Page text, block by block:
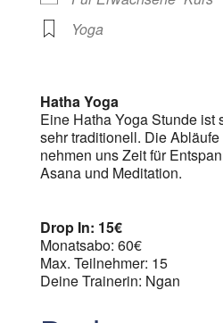
Yoga
Hatha Yoga
Eine Hatha Yoga Stunde ist
sehr traditionell. Die
nehmen uns Zeit für
Asana und Meditation.
Drop In: 15€
Monatsabo: 60€
Max. Teilnehmer: 15
Deine Trainerin: Ngan